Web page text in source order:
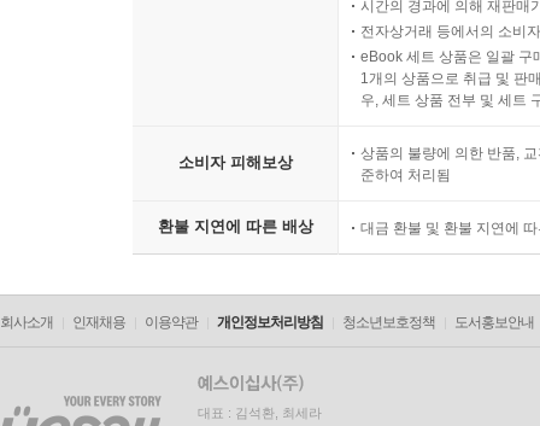
시간의 경과에 의해 재판매
전자상거래 등에서의 소비
eBook 세트 상품은 일괄 구
1개의 상품으로 취급 및 판
우, 세트 상품 전부 및 세트
소비자 피해보상
상품의 불량에 의한 반품,
준하여 처리됨
환불 지연에 따른 배상 대금 환불 및 환불 지연에
회사소개 인재채용 이용약관 개인정보처리방침 청소년보호정책 도서홍보안내
대표 : 김석환, 최세라